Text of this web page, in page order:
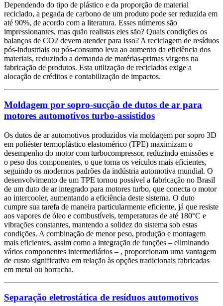
Dependendo do tipo de plástico e da proporção de material
reciclado, a pegada de carbono de um produto pode ser reduzida em
até 90%, de acordo com a literatura. Esses números são
impressionantes, mas quão realistas eles são? Quais condições os
balanços de CO2 devem atender para isso? A reciclagem de resíduos
pós-industriais ou pós-consumo leva ao aumento da eficiência dos
materiais, reduzindo a demanda de matérias-primas virgens na
fabricação de produtos. Esta utilização de reciclados exige a
alocação de créditos e contabilização de impactos.
Moldagem por sopro-sucção de dutos de ar para
motores automotivos turbo-assistidos
Os dutos de ar automotivos produzidos via moldagem por sopro 3D
em poliéster termoplástico elastomérico (TPE) maximizam o
desempenho do motor com turbocompressor, reduzindo emissões e
o peso dos componentes, o que torna os veículos mais eficientes,
seguindo os modernos padrões da indústria automotiva mundial. O
desenvolvimento de um TPE tornou possível a fabricação no Brasil
de um duto de ar integrado para motores turbo, que conecta o motor
ao intercooler, aumentando a eficiência deste sistema. O duto
cumpre sua tarefa de maneira particularmente eficiente, já que resiste
aos vapores de óleo e combustíveis, temperaturas de até 180°C e
vibrações constantes, mantendo a solidez do sistema sob estas
condições. A combinação de menor peso, produção e montagem
mais eficientes, assim como a integração de funções – eliminando
vários componentes intermediários – , proporcionam uma vantagem
de custo significativa em relação às opções tradicionais fabricadas
em metal ou borracha.
Separação eletrostática de resíduos automotivos